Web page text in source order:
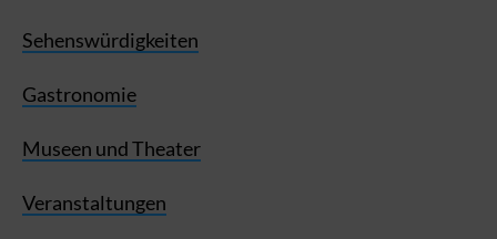
Sehenswürdigkeiten
Gastronomie
Museen und Theater
Veranstaltungen